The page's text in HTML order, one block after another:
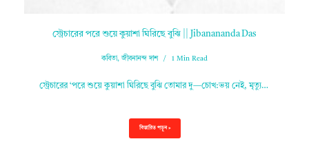
স্ট্রেচারের পরে শুয়ে কুয়াশা ঘিরিছে বুঝি || Jibanananda Das
কবিতা,জীবনানন্দ দাশ 1 Min Read
স্ট্রেচারের ‘পরে শুয়ে কুয়াশা ঘিরিছে বুঝি তোমার দু—চোখ:ভয় নেই, মৃত্যু…
বিস্তারিত পড়ুন »